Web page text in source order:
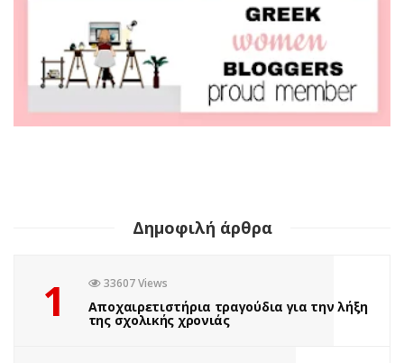
Δημοφιλή άρθρα
1 33607 Views
Αποχαιρετιστήρια τραγούδια για την λήξη
της σχολικής χρονιάς